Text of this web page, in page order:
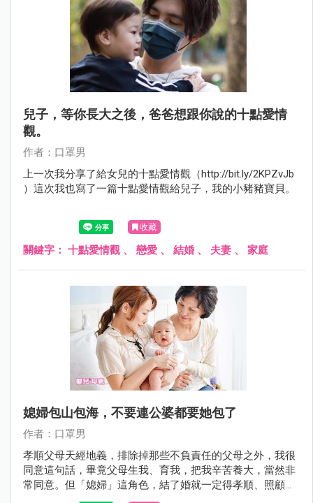
兒子，等你長大之後，爸爸想跟你說的十點愛情
觀。
作者：口罩男
上一次我分享了給女兒的十點愛情觀（http://bit.ly/2KPZvJb
）這次我也寫了一篇十點愛情觀給兒子，我的小豬豬寶貝。
收藏
關鍵字： 十點愛情觀、 戀愛 、 結婚 、 夫妻 、 家庭
媳婦包山包海，不要連公婆都要她包了
作者：口罩男
孝順父母天經地義，排除掉那些不負責任的父母之外，我很
同意這句話，畢竟父母生我、育我，把我辛苦養大，當然非
常同意。但「媳婦」這角色，結了婚就一定得孝順、照顧、
配合、給公婆好臉色嗎？其實不一定，以上那些只是附帶、